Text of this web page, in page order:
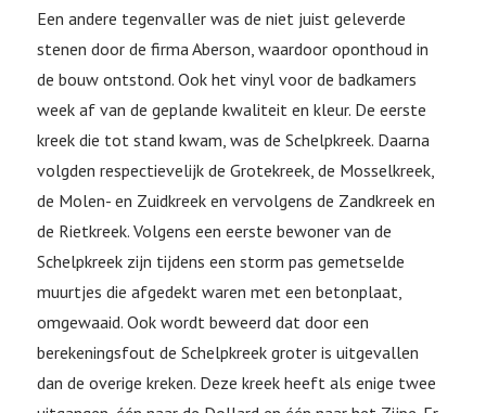
Een andere tegenvaller was de niet juist geleverde
stenen door de firma Aberson, waardoor oponthoud in
de bouw ontstond. Ook het vinyl voor de badkamers
week af van de geplande kwaliteit en kleur. De eerste
kreek die tot stand kwam, was de Schelpkreek. Daarna
volgden respectievelijk de Grotekreek, de Mosselkreek,
de Molen- en Zuidkreek en vervolgens de Zandkreek en
de Rietkreek. Volgens een eerste bewoner van de
Schelpkreek zijn tijdens een storm pas gemetselde
muurtjes die afgedekt waren met een betonplaat,
omgewaaid. Ook wordt beweerd dat door een
berekeningsfout de Schelpkreek groter is uitgevallen
dan de overige kreken. Deze kreek heeft als enige twee